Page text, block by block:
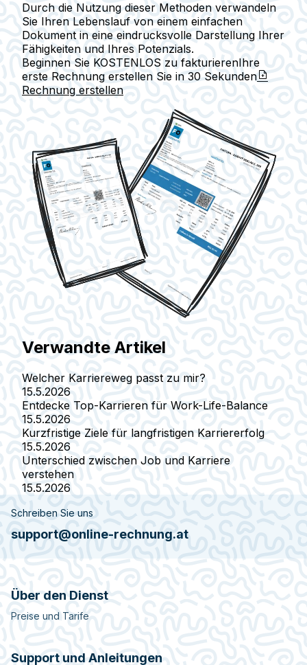
Durch die Nutzung dieser Methoden verwandeln
Sie Ihren Lebenslauf von einem einfachen
Dokument in eine eindrucksvolle Darstellung Ihrer
Fähigkeiten und Ihres Potenzials.
Beginnen Sie KOSTENLOS zu fakturierenIhre
erste Rechnung erstellen Sie in 30 Sekunden
Rechnung erstellen
Verwandte Artikel
Welcher Karriereweg passt zu mir?
15.5.2026
Entdecke Top-Karrieren für Work-Life-Balance
15.5.2026
Kurzfristige Ziele für langfristigen Karriererfolg
15.5.2026
Unterschied zwischen Job und Karriere
verstehen
15.5.2026
Schreiben Sie uns
support@online-rechnung.at
Über den Dienst
Preise und Tarife
Support und Anleitungen